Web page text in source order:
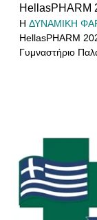
HellasPHARM
Η ΔΥΝΑΜΙΚΗ
HellasPHARM
Γυμναστήριο